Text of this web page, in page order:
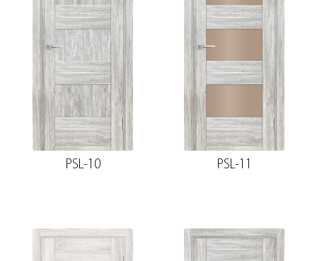
PSL-10 PSL-11